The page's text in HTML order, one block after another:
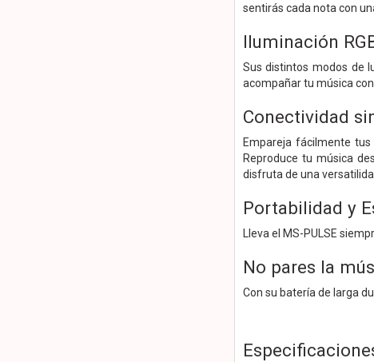
sentirás cada nota con
Iluminación
Sus distintos modos de
acompañar tu música
Conectividad
Empareja fácilmente
Reproduce tu música
disfruta de una
Portabilidad y
Lleva el MS-PULSE
No pares la
Con su batería de larga